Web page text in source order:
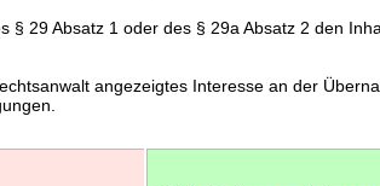
§ 29 Absatz 1 oder des § 29a Absatz 2 den
angezeigtes Interesse an der